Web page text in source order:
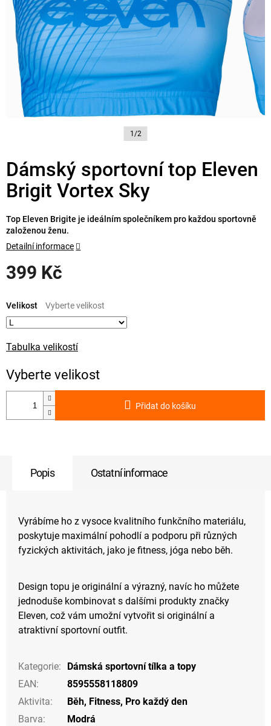
1/2
Dámský sportovní top Eleven
Brigit Vortex Sky
399 Kč
cena:
Tabulka velikostí
Velikost
Přidat do košíku
Top Eleven Brigite je ideálním společníkem pro každou sportovně
založenou ženu.
Detailní informace
Popis Ostatní informace
Vyrábíme ho z vysoce kvalitního funkčního materiálu,
poskytuje maximální pohodlí a podporu při různých
fyzických aktivitách, jako je fitness, jóga nebo běh.
Design topu je originální a výrazný, navíc ho můžete
jednoduše kombinovat s dalšími produkty značky
Eleven, což vám umožní vytvořit si originální a
atraktivní sportovní outfit.
Kategorie:
Dámská sportovní tílka a topy
EAN:
8595558118809
Aktivita: Běh, Fitness, Pro každý den
Barva:
Modrá